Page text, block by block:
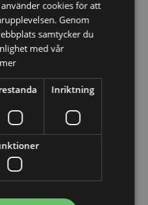
öppnar för
lär dig vinna
våra nya kurser
cookies för att
Genom
samtycker du
med vår
Inriktning